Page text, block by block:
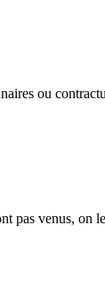
ou
pas venus, on